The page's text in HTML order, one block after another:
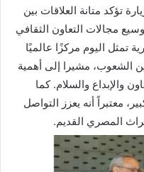
تؤكد متانة العلاقات بين
مجالات التعاون الثقافي
تمثل اليوم مركزًا عالميًا
الشعوب، مشيرا إلى أهمية
والإبداع والسلام. كما
معتبراً أنه يعزز التواصل
المصري القديم.